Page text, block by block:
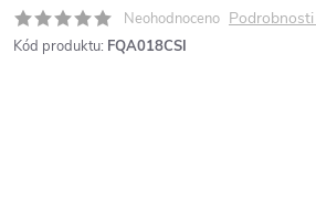
Neohodnoceno
Kód produktu: FQA018CSI